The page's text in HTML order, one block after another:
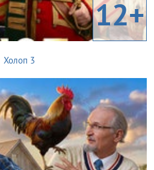
12+
Холоп 3